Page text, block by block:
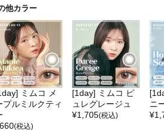
他カラー
ミムコ メ
プルミルクティ
660(税込)
[1day] ミムコ ピ
ュレグレージュ
¥1,705(税込)
ニ
¥